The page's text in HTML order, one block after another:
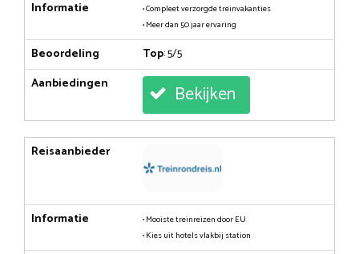
Informatie
• Compleet verzorgde treinvakanties
• Meer dan 50 jaar ervaring
Beoordeling Top: 5/5
Aanbiedingen
Bekijken
Reisaanbieder
Informatie
• Mooiste treinreizen door EU
• Kies uit hotels vlakbij station